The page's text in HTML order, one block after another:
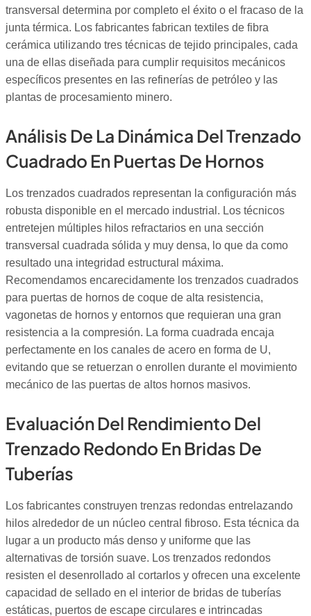
transversal determina por completo el éxito o el fracaso de la
junta térmica. Los fabricantes fabrican textiles de fibra
cerámica utilizando tres técnicas de tejido principales, cada
una de ellas diseñada para cumplir requisitos mecánicos
específicos presentes en las refinerías de petróleo y las
plantas de procesamiento minero.
Análisis De La Dinámica Del Trenzado
Cuadrado En Puertas De Hornos
Los trenzados cuadrados representan la configuración más
robusta disponible en el mercado industrial. Los técnicos
entretejen múltiples hilos refractarios en una sección
transversal cuadrada sólida y muy densa, lo que da como
resultado una integridad estructural máxima.
Recomendamos encarecidamente los trenzados cuadrados
para puertas de hornos de coque de alta resistencia,
vagonetas de hornos y entornos que requieran una gran
resistencia a la compresión. La forma cuadrada encaja
perfectamente en los canales de acero en forma de U,
evitando que se retuerzan o enrollen durante el movimiento
mecánico de las puertas de altos hornos masivos.
Evaluación Del Rendimiento Del
Trenzado Redondo En Bridas De
Tuberías
Los fabricantes construyen trenzas redondas entrelazando
hilos alrededor de un núcleo central fibroso. Esta técnica da
lugar a un producto más denso y uniforme que las
alternativas de torsión suave. Los trenzados redondos
resisten el desenrollado al cortarlos y ofrecen una excelente
capacidad de sellado en el interior de bridas de tuberías
estáticas, puertos de escape circulares e intrincadas